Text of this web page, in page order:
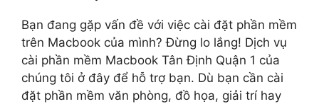
Bạn đang gặp vấn đề với việc cài đặt phần mềm
trên Macbook của mình? Đừng lo lắng! Dịch vụ
cài phần mềm Macbook Tân Định Quận 1 của
chúng tôi ở đây để hỗ trợ bạn. Dù bạn cần cài
đặt phần mềm văn phòng, đồ họa, giải trí hay